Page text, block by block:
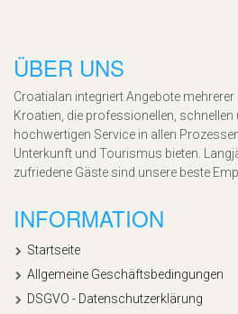
ÜBER UNS
Croatialan integriert Angebote
Kroatien, die professionellen, schnellen
hochwertigen Service in allen
Unterkunft und Tourismus bieten.
zufriedene Gäste sind unsere beste
INFORMATION
Startseite
Allgemeine Geschäftsbedingungen
DSGVO - Datenschutzerklärung